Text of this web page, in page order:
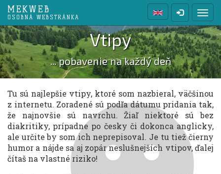
MEKWEB
OSOBNÁ WEBSTRÁNKA
Vtipy
... pobavenie na každý deň
Tu sú najlepšie vtipy, ktoré som nazbieral, väčšinou
z internetu. Zoradené sú podľa dátumu pridania tak,
že najnovšie sú navrchu. Žiaľ niektoré sú bez
diakritiky, prípadne po česky či dokonca anglicky,
ale určite by som ich neprepisoval. Je tu tiež čierny
humor a nájde sa aj zopár neslušnejších vtipov, ďalej
čítaš na vlastné riziko!